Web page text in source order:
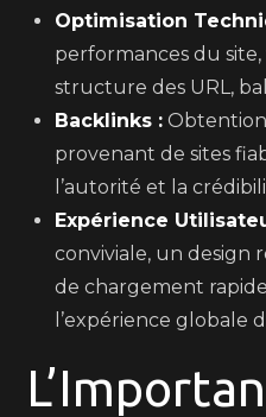
Optimisation
performances du
structure des URL,
Backlinks :
provenant de sites
l’autorité et la
Expérience
conviviale, un design
de chargement
l’expérience globale